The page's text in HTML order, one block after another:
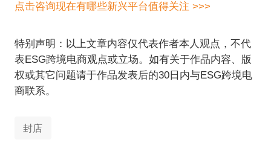
点击咨询现在有哪些新兴平台值得关注 >>>
特别声明：以上文章内容仅代表作者本人观点，不代
表ESG跨境电商观点或立场。如有关于作品内容、版
权或其它问题请于作品发表后的30日内与ESG跨境电
商联系。
封店